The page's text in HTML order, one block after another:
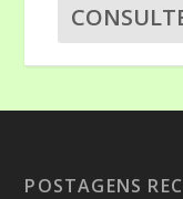
POSTAGENS